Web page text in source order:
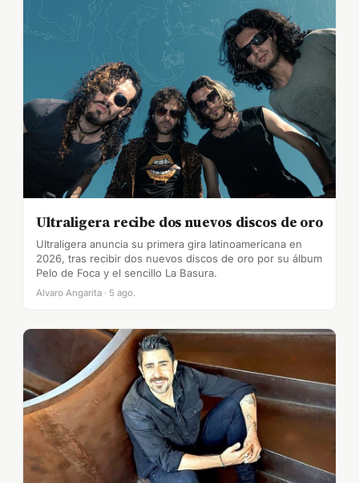
Ultraligera recibe dos nuevos discos de oro
Ultraligera anuncia su primera gira latinoamericana en
2026, tras recibir dos nuevos discos de oro por su álbum
Pelo de Foca y el sencillo La Basura.
Alvaro Angarita · 5 ago.